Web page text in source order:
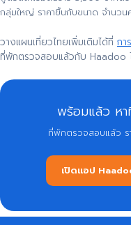
กลุ่มใหญ่ ราคาขึ้นกับขนาด จำนวน
วางแผนเที่ยวไทยเพิ่มเติมได้ที่ กา
ที่พักตรวจสอบแล้วกับ Haadoo
พร้อมแล้ว ห
ที่พักตรวจสอบแล้ว ร
เปิดแอป